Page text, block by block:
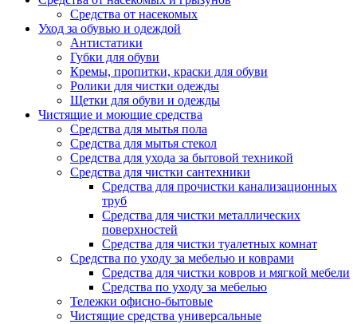
Средства от насекомых
Уход за обувью и одеждой
Антистатики
Губки для обуви
Кремы, пропитки, краски для обуви
Ролики для чистки одежды
Щетки для обуви и одежды
Чистящие и моющие средства
Средства для мытья пола
Средства для мытья стекол
Средства для ухода за бытовой техникой
Средства для чистки сантехники
Средства для прочистки канализационных
труб
Средства для чистки металлических
поверхностей
Средства для чистки туалетных комнат
Средства по уходу за мебелью и коврами
Средства для чистки ковров и мягкой мебели
Средства по уходу за мебелью
Тележки офисно-бытовые
Чистящие средства универсальные